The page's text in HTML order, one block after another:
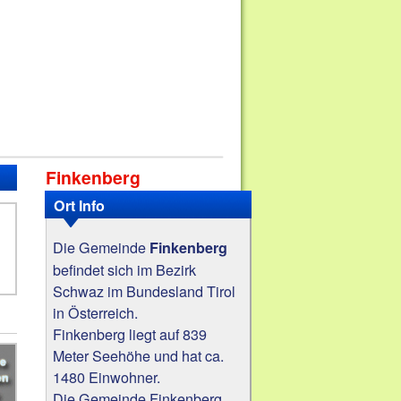
Finkenberg
Ort Info
Die Gemeinde Finkenberg
befindet sich im Bezirk
Schwaz im Bundesland Tirol
in Österreich.
Finkenberg liegt auf 839
Meter Seehöhe und hat ca.
1480 Einwohner.